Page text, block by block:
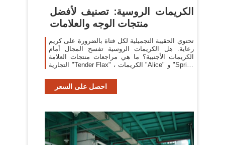
الكريمات الروسية: تصنيف لأفضل
منتجات الوجه والعلامات
تحتوي الحقيبة التجميلية لكل فتاة بالضرورة على كريم
رعاية. هل الكريمات الروسية تفسح المجال أمام
الكريمات الأجنبية؟ ما هي مراجعات منتجات العلامة
التجارية "Tender Flax" ، الكريمات "Alice" و "Spring
احصل على السعر